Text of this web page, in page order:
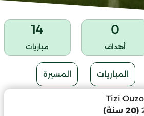
0
أهداف
14
مباريات
المباريات المسيرة
Tizi
(20 سنة)